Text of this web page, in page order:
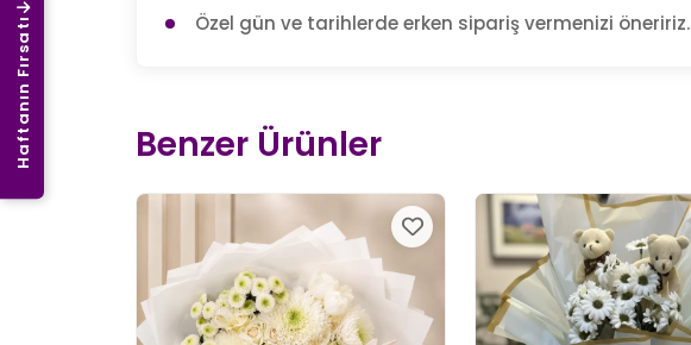
Haftanın Fırsatı
Özel gün ve tarihlerde erken sipariş vermenizi öneririz.
Benzer Ürünler